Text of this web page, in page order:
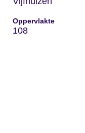
Oppervlakte
108